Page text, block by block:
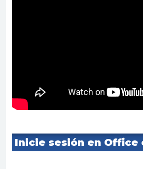
Inicie sesión en Office